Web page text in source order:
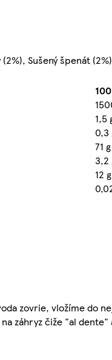
Sušený špenát (2%)
1,5
0,3
71 g
3,2
12 g
zovrie, vložíme do
záhryz čiže "al